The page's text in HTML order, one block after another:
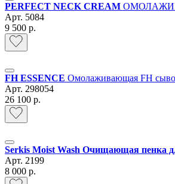
PERFECT NECK CREAM
Арт. 5084
9 500 р.
FH ESSENCE Омолаживающая FH
Арт. 298054
26 100 р.
Serkis Moist Wash Очищающая пенка
Арт. 2199
8 000 р.